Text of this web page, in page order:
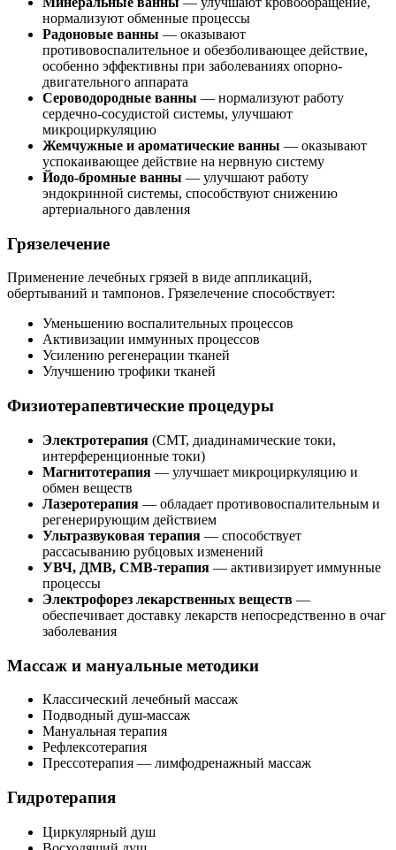
нормализуют обменные процессы
Радоновые ванны — оказывают
противовоспалительное и обезболивающее действие,
особенно эффективны при заболеваниях опорно-
двигательного аппарата
Сероводородные ванны — нормализуют работу
сердечно-сосудистой системы, улучшают
микроциркуляцию
Жемчужные и ароматические ванны — оказывают
успокаивающее действие на нервную систему
Йодо-бромные ванны — улучшают работу
эндокринной системы, способствуют снижению
артериального давления
Грязелечение
Применение лечебных грязей в виде аппликаций,
обертываний и тампонов. Грязелечение способствует:
Уменьшению воспалительных процессов
Активизации иммунных процессов
Усилению регенерации тканей
Улучшению трофики тканей
Физиотерапевтические процедуры
Электротерапия (СМТ, диадинамические токи,
интерференционные токи)
Магнитотерапия — улучшает микроциркуляцию и
обмен веществ
Лазеротерапия — обладает противовоспалительным и
регенерирующим действием
Ультразвуковая терапия — способствует
рассасыванию рубцовых изменений
УВЧ, ДМВ, СМВ-терапия — активизирует иммунные
процессы
Электрофорез лекарственных веществ —
обеспечивает доставку лекарств непосредственно в очаг
заболевания
Массаж и мануальные методики
Классический лечебный массаж
Подводный душ-массаж
Мануальная терапия
Рефлексотерапия
Прессотерапия — лимфодренажный массаж
Гидротерапия
Циркулярный душ